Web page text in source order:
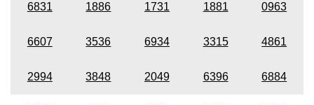
6831 1886 1731 1881 0963
6607 3536 6934 3315 4861
2994 3848 2049 6396 6884